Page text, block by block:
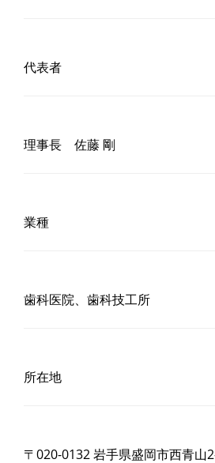
代表者
理事長 佐藤 剛
業種
歯科医院、歯科技工所
所在地
〒020-0132 岩手県盛岡市西青山